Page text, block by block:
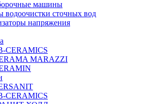
машины
водоочистки сточных вод
напряжения
CERAMICS
MARAZZI
CERAMICS